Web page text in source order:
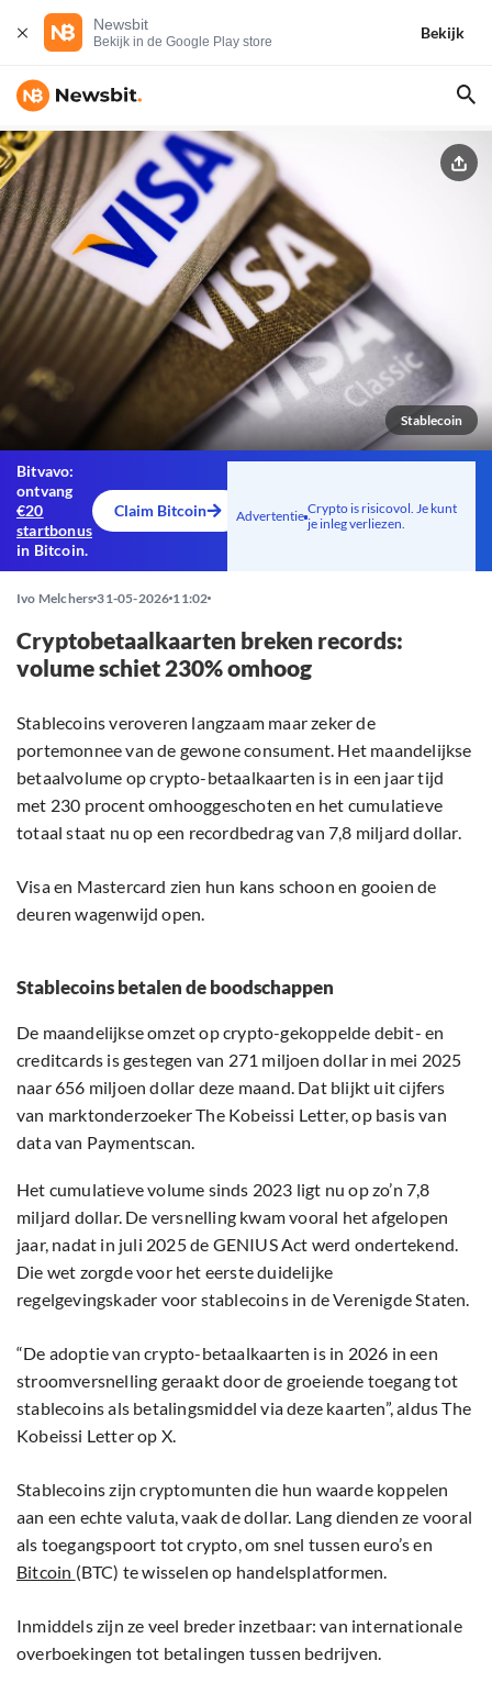
Newsbit
Bekijk in de Google Play store
Bekijk
Stablecoin
Bitvavo:
ontvang
€20
startbonus
in Bitcoin.
Claim Bitcoin Advertentie Crypto is risicovol. Je kunt
je inleg verliezen.
Ivo Melchers 31-05-2026 11:02
Cryptobetaalkaarten breken records:
volume schiet 230% omhoog
Stablecoins veroveren langzaam maar zeker de
portemonnee van de gewone consument. Het maandelijkse
betaalvolume op crypto-betaalkaarten is in een jaar tijd
met 230 procent omhooggeschoten en het cumulatieve
totaal staat nu op een recordbedrag van 7,8 miljard dollar.
Visa en Mastercard zien hun kans schoon en gooien de
deuren wagenwijd open.
Stablecoins betalen de boodschappen
De maandelijkse omzet op crypto-gekoppelde debit- en
creditcards is gestegen van 271 miljoen dollar in mei 2025
naar 656 miljoen dollar deze maand. Dat blijkt uit cijfers
van marktonderzoeker The Kobeissi Letter, op basis van
data van Paymentscan.
Het cumulatieve volume sinds 2023 ligt nu op zo’n 7,8
miljard dollar. De versnelling kwam vooral het afgelopen
jaar, nadat in juli 2025 de GENIUS Act werd ondertekend.
Die wet zorgde voor het eerste duidelijke
regelgevingskader voor stablecoins in de Verenigde Staten.
“De adoptie van crypto-betaalkaarten is in 2026 in een
stroomversnelling geraakt door de groeiende toegang tot
stablecoins als betalingsmiddel via deze kaarten”, aldus The
Kobeissi Letter op X.
Stablecoins zijn cryptomunten die hun waarde koppelen
aan een echte valuta, vaak de dollar. Lang dienden ze vooral
als toegangspoort tot crypto, om snel tussen euro’s en
Bitcoin (BTC) te wisselen op handelsplatformen.
Inmiddels zijn ze veel breder inzetbaar: van internationale
overboekingen tot betalingen tussen bedrijven.